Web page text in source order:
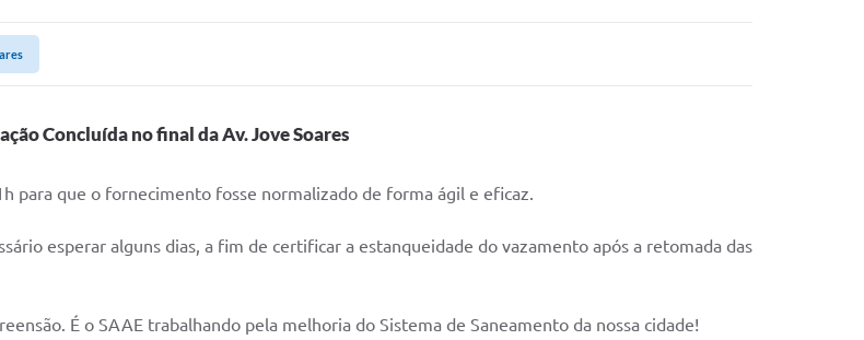
Concluída no final da Av. Jove Soares
para que o fornecimento fosse normalizado de forma ágil e eficaz.
esperar alguns dias, a fim de certificar a estanqueidade do vazamento após a retomada das
É o SAAE trabalhando pela melhoria do Sistema de Saneamento da nossa cidade!